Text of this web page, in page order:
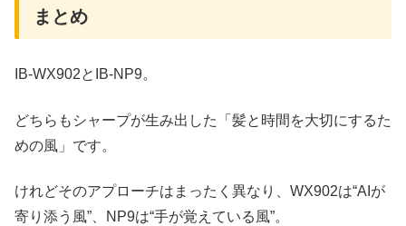
まとめ
IB-WX902とIB-NP9。
どちらもシャープが生み出した「髪と時間を大切にするた
めの風」です。
けれどそのアプローチはまったく異なり、WX902は“AIが
寄り添う風”、NP9は“手が覚えている風”。